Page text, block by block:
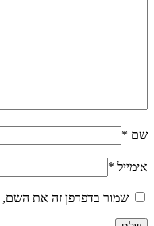
שם *
אימייל *
שמור בדפדפן זה את השם,